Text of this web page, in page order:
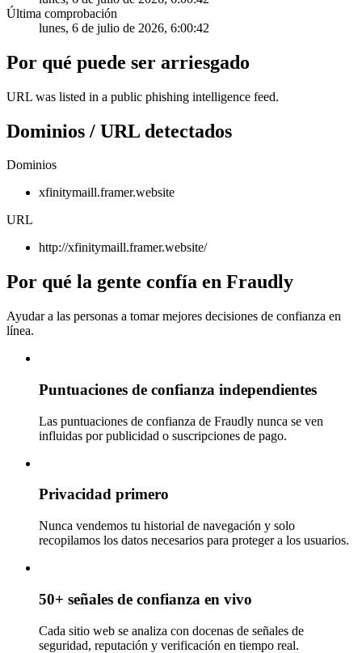
Última comprobación
lunes, 6 de julio de 2026, 6:00:42
Por qué puede ser arriesgado
URL was listed in a public phishing intelligence feed.
Dominios / URL detectados
Dominios
xfinitymaill.framer.website
URL
http://xfinitymaill.framer.website/
Por qué la gente confía en Fraudly
Ayudar a las personas a tomar mejores decisiones de confianza en
línea.
Puntuaciones de confianza independientes
Las puntuaciones de confianza de Fraudly nunca se ven
influidas por publicidad o suscripciones de pago.
Privacidad primero
Nunca vendemos tu historial de navegación y solo
recopilamos los datos necesarios para proteger a los usuarios.
50+ señales de confianza en vivo
Cada sitio web se analiza con docenas de señales de
seguridad, reputación y verificación en tiempo real.